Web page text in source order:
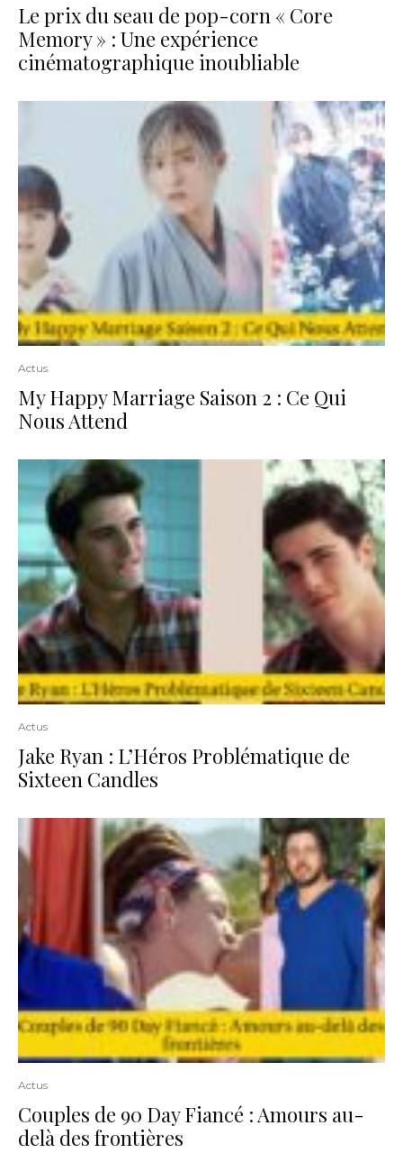
Le prix du seau de pop-corn « Core
Memory » : Une expérience
cinématographique inoubliable
Actus
My Happy Marriage Saison 2 : Ce Qui
Nous Attend
Actus
Jake Ryan : L’Héros Problématique de
Sixteen Candles
Actus
Couples de 90 Day Fiancé : Amours au-
delà des frontières